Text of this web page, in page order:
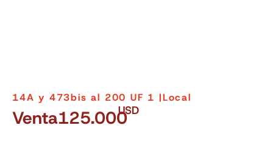
14A y 473bis al 200 UF 1 |Local
Venta125.000USD